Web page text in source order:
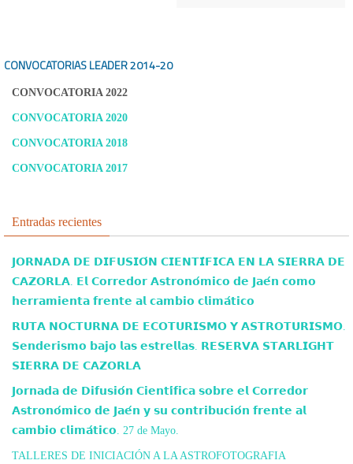
CONVOCATORIAS LEADER2014-20
CONVOCATORIA 2022
CONVOCATORIA 2020
CONVOCATORIA 2018
CONVOCATORIA 2017
Entradas recientes
𝗝𝗢𝗥𝗡𝗔𝗗𝗔 𝗗𝗘 𝗗𝗜𝗙𝗨𝗦𝗜𝗢́𝗡 𝗖𝗜𝗘𝗡𝗧𝗜́𝗙𝗜𝗖𝗔 𝗘𝗡 𝗟𝗔 𝗦𝗜𝗘𝗥𝗥𝗔 𝗗𝗘
𝗖𝗔𝗭𝗢𝗥𝗟𝗔. 𝗘𝗹 𝗖𝗼𝗿𝗿𝗲𝗱𝗼𝗿 𝗔𝘀𝘁𝗿𝗼𝗻𝗼́𝗺𝗶𝗰𝗼 𝗱𝗲 𝗝𝗮𝗲́𝗻 𝗰𝗼𝗺𝗼
𝗵𝗲𝗿𝗿𝗮𝗺𝗶𝗲𝗻𝘁𝗮 𝗳𝗿𝗲𝗻𝘁𝗲 𝗮𝗹 𝗰𝗮𝗺𝗯𝗶𝗼 𝗰𝗹𝗶𝗺𝗮́𝘁𝗶𝗰𝗼
𝗥𝗨𝗧𝗔 𝗡𝗢𝗖𝗧𝗨𝗥𝗡𝗔 𝗗𝗘 𝗘𝗖𝗢𝗧𝗨𝗥𝗜𝗦𝗠𝗢 𝗬 𝗔𝗦𝗧𝗥𝗢𝗧𝗨𝗥𝗜𝗦𝗠𝗢.
𝗦𝗲𝗻𝗱𝗲𝗿𝗶𝘀𝗺𝗼 𝗯𝗮𝗷𝗼 𝗹𝗮𝘀 𝗲𝘀𝘁𝗿𝗲𝗹𝗹𝗮𝘀. 𝗥𝗘𝗦𝗘𝗥𝗩𝗔 𝗦𝗧𝗔𝗥𝗟𝗜𝗚𝗛𝗧
𝗦𝗜𝗘𝗥𝗥𝗔 𝗗𝗘 𝗖𝗔𝗭𝗢𝗥𝗟𝗔
𝗝𝗼𝗿𝗻𝗮𝗱𝗮 𝗱𝗲 𝗗𝗶𝗳𝘂𝘀𝗶𝗼́𝗻 𝗖𝗶𝗲𝗻𝘁𝗶́𝗳𝗶𝗰𝗮 𝘀𝗼𝗯𝗿𝗲 𝗲𝗹 𝗖𝗼𝗿𝗿𝗲𝗱𝗼𝗿
𝗔𝘀𝘁𝗿𝗼𝗻𝗼́𝗺𝗶𝗰𝗼 𝗱𝗲 𝗝𝗮𝗲́𝗻 𝘆 𝘀𝘂 𝗰𝗼𝗻𝘁𝗿𝗶𝗯𝘂𝗰𝗶𝗼́𝗻 𝗳𝗿𝗲𝗻𝘁𝗲 𝗮𝗹
𝗰𝗮𝗺𝗯𝗶𝗼 𝗰𝗹𝗶𝗺𝗮́𝘁𝗶𝗰𝗼. 27 de Mayo.
TALLERES DE INICIACIÓN A LA ASTROFOTOGRAFIA